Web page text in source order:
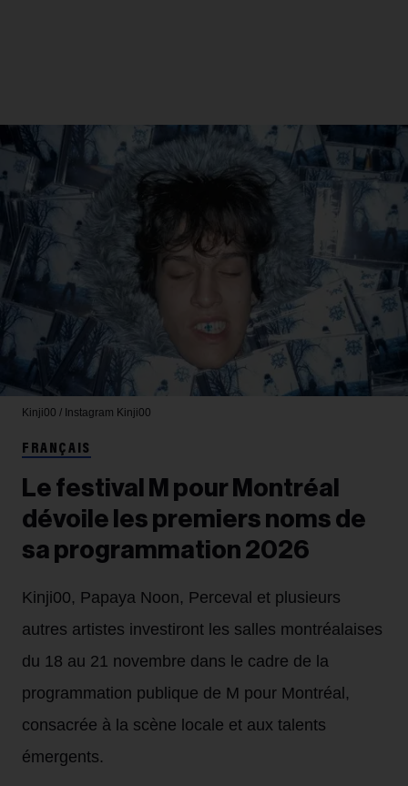
Kinji00 / Instagram Kinji00
FRANÇAIS
Le festival M pour Montréal
dévoile les premiers noms de
sa programmation 2026
Kinji00, Papaya Noon, Perceval et plusieurs
autres artistes investiront les salles montréalaises
du 18 au 21 novembre dans le cadre de la
programmation publique de M pour Montréal,
consacrée à la scène locale et aux talents
émergents.